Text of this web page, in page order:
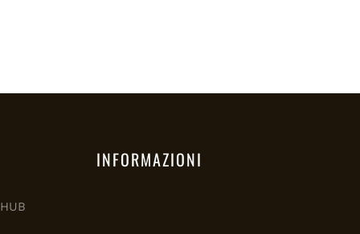
INFORMAZIONI